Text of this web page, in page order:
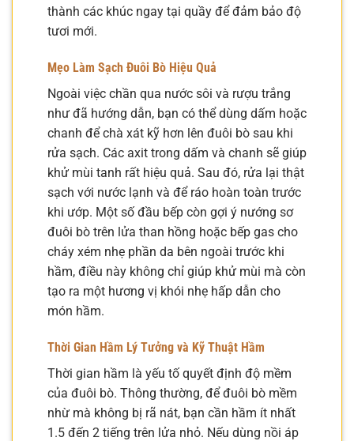
thành các khúc ngay tại quầy để đảm bảo độ
tươi mới.
Mẹo Làm Sạch Đuôi Bò Hiệu Quả
Ngoài việc chần qua nước sôi và rượu trắng
như đã hướng dẫn, bạn có thể dùng dấm hoặc
chanh để chà xát kỹ hơn lên đuôi bò sau khi
rửa sạch. Các axit trong dấm và chanh sẽ giúp
khử mùi tanh rất hiệu quả. Sau đó, rửa lại thật
sạch với nước lạnh và để ráo hoàn toàn trước
khi ướp. Một số đầu bếp còn gợi ý nướng sơ
đuôi bò trên lửa than hồng hoặc bếp gas cho
cháy xém nhẹ phần da bên ngoài trước khi
hầm, điều này không chỉ giúp khử mùi mà còn
tạo ra một hương vị khói nhẹ hấp dẫn cho
món hầm.
Thời Gian Hầm Lý Tưởng và Kỹ Thuật Hầm
Thời gian hầm là yếu tố quyết định độ mềm
của đuôi bò. Thông thường, để đuôi bò mềm
nhừ mà không bị rã nát, bạn cần hầm ít nhất
1.5 đến 2 tiếng trên lửa nhỏ. Nếu dùng nồi áp